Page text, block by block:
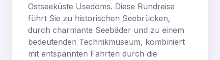
Ostseeküste Usedoms. Diese Rundreise
führt Sie zu historischen Seebrücken,
durch charmante Seebäder und zu einem
bedeutenden Technikmuseum, kombiniert
mit entspannten Fahrten durch die